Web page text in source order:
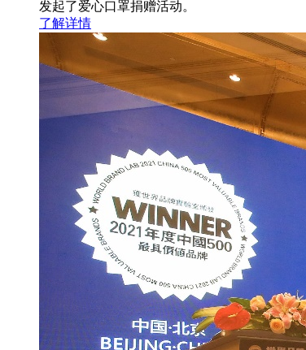
发起了爱心口罩捐赠活动。
了解详情